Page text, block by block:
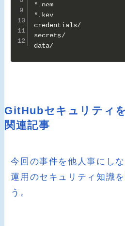
*.pem
*.key
credentials/
secrets/
data/
GitHubセキュリティ
関連記事
今回の事件を他人事にし
運用のセキュリティ知識
う。